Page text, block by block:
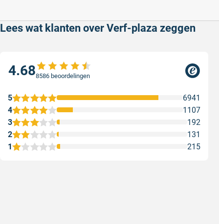
Lees wat klanten over Verf-plaza zeggen
4.688586 beoordelingen
1 215
2 131
3 192
4 1107
5 6941